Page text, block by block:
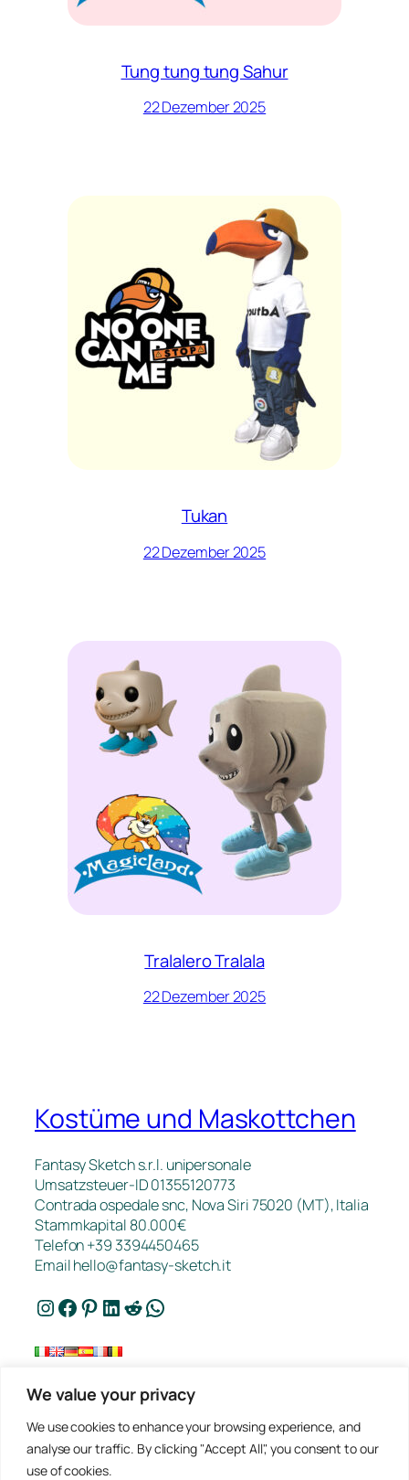
We value your privacy
We use cookies to enhance your browsing experience, and
analyse our traffic. By clicking "Accept All", you consent to our
use of cookies.
Tung tung tung Sahur
22 Dezember 2025
Tukan
22 Dezember 2025
Tralalero Tralala
22 Dezember 2025
Kostüme und Maskottchen
Fantasy Sketch s.r.l. unipersonale
Umsatzsteuer-ID 01355120773
Contrada ospedale snc, Nova Siri 75020 (MT), Italia
Stammkapital 80.000€
Telefon +39 3394450465
Emailhello@fantasy-sketch.it
Instagram Facebook Pinterest LinkedIn Reddit WhatsApp
FAQ
Arbeiten
Datenschutz